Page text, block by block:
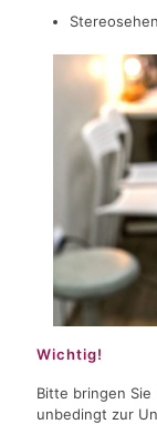
Stereosehen
Wichtig!
Bitte bringen Sie
unbedingt zur